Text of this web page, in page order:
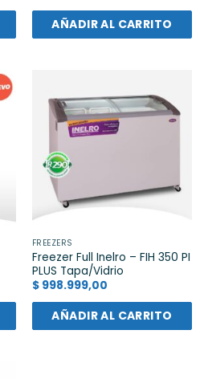
AÑADIR AL CARRITO
FREEZERS
Freezer Full Inelro – FIH 350 PI
PLUS Tapa/Vidrio
$998.999,00
AÑADIR AL CARRITO